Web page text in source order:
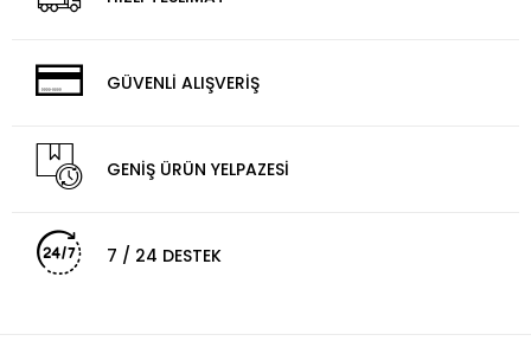
GÜVENLİ ALIŞVERİŞ
GENİŞ ÜRÜN YELPAZESİ
7 / 24 DESTEK